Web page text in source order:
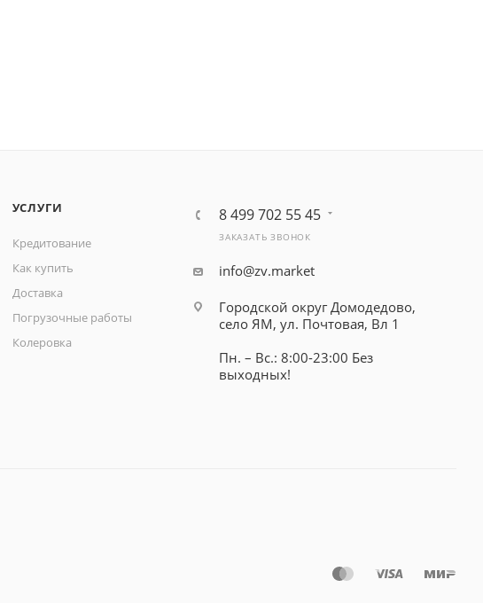
УСЛУГИ
Кредитование
Как купить
Доставка
Погрузочные работы
Колеровка
8 499 702 55 45
ЗАКАЗАТЬ ЗВОНОК
info@zv.market
Городской округ Домодедово,
село ЯМ, ул. Почтовая, Вл 1
Пн. – Вс.: 8:00-23:00 Без
выходных!